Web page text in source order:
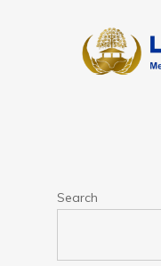
Search